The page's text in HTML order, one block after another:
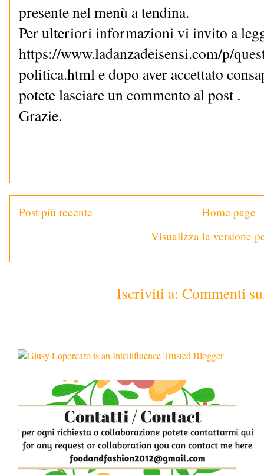
presente nel menù a tendina.
Per ulteriori informazioni vi invito a
https://www.ladanzadeisensi.com/p/
politica.html e dopo aver accettato
potete lasciare un commento al post .
Grazie.
Post più recente
Home page
Visualizza la versione
Iscriviti a: Commenti